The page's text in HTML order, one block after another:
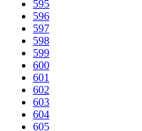
595
596
597
598
599
600
601
602
603
604
605